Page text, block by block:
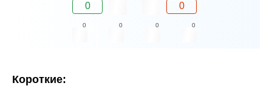
0 0
0 0 0 0
Короткие: